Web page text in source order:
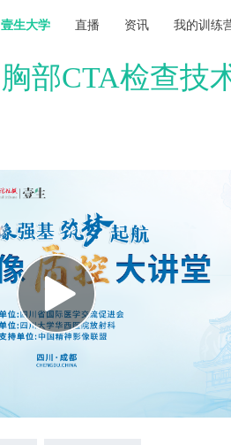
壹生大学 直播 资讯 我的训练
胸部CTA检查技